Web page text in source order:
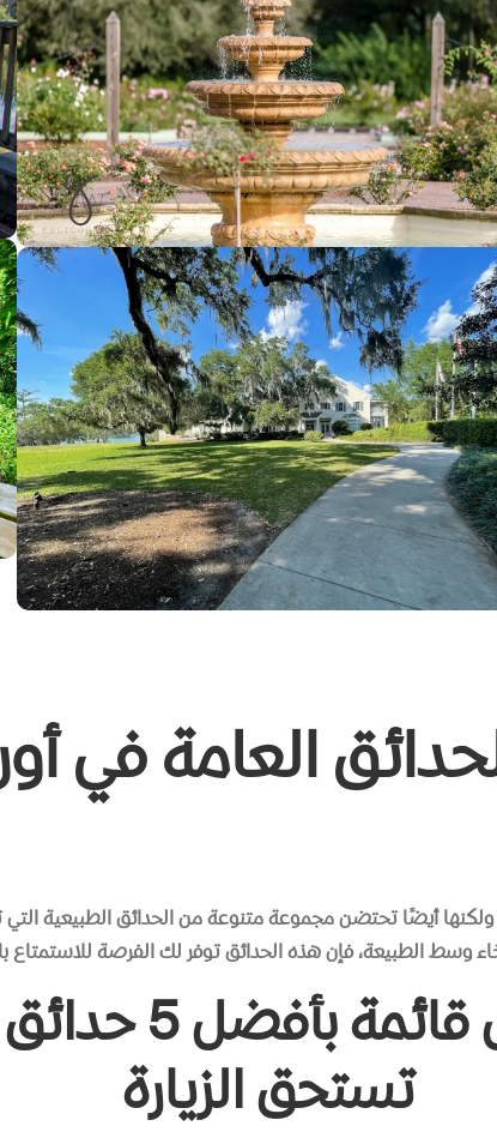
العامة في
ولكنها أيضًا تحتضن مجموعة متنوعة من الحدائق الطبيعية
وسط الطبيعة، فإن هذه الحدائق توفر لك الفرصة
قائمةبأفضل حدائق
تستحقالزيارة